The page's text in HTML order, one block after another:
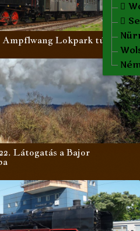
Ampflwang Lokpark túra
Látogatás a Bajor